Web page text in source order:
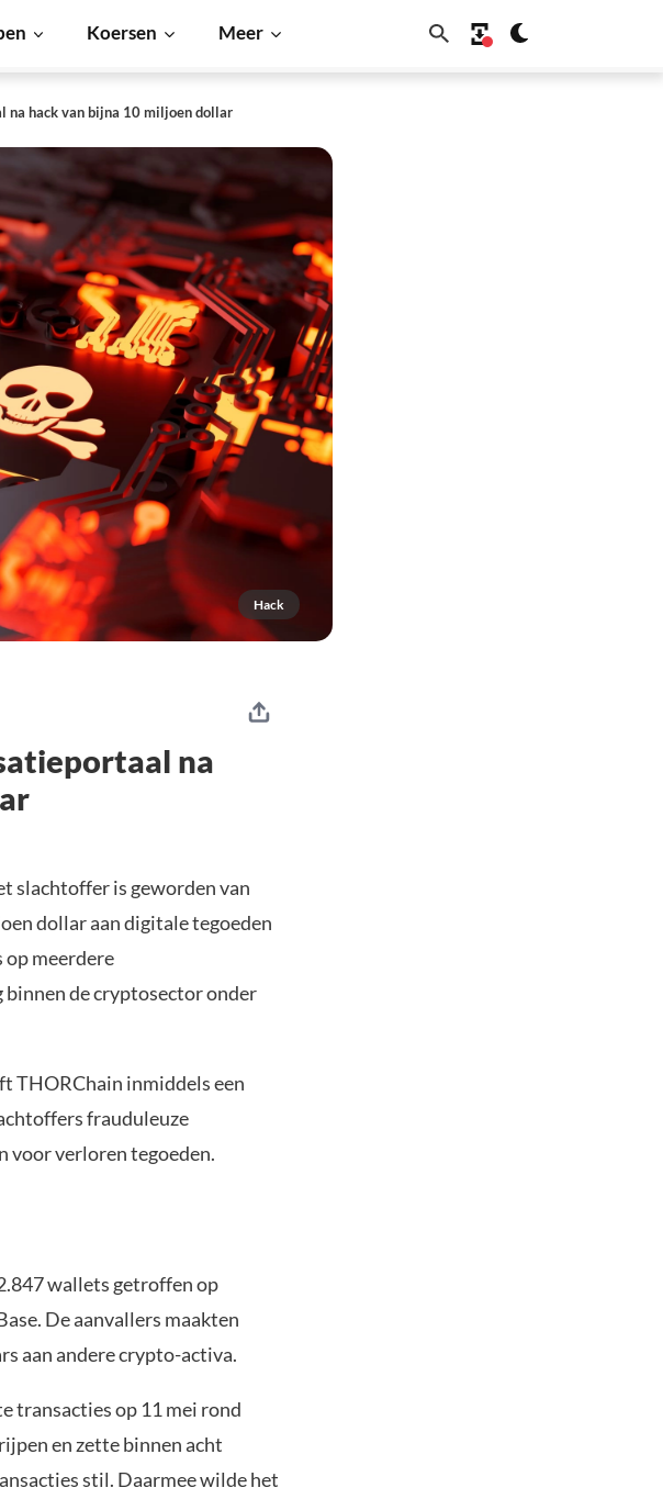
Koersen Meer
na hack van bijna 10 miljoen dollar
Hack
na
slachtoffer is geworden van
dollar aan digitale tegoeden
op meerdere
de cryptosector onder
THORChain inmiddels een
frauduleuze
voor verloren tegoeden.
wallets getroffen op
De aanvallers maakten
aan andere crypto-activa.
transacties op 11 mei rond
en zette binnen acht
stil. Daarmee wilde het